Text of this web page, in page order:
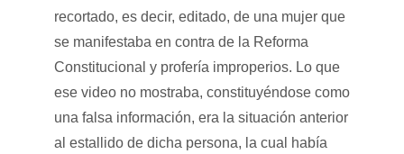
recortado, es decir, editado, de una mujer que
se manifestaba en contra de la Reforma
Constitucional y profería improperios. Lo que
ese video no mostraba, constituyéndose como
una falsa información, era la situación anterior
al estallido de dicha persona, la cual había